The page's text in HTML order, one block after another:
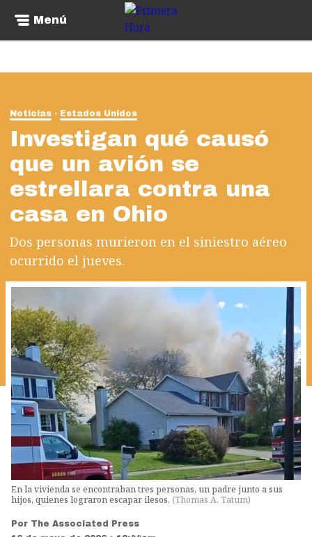
Menú
Noticias Estados Unidos
Investigan qué causó
que un avión se
estrellara contra una
casa en Ohio
Dos personas murieron en el siniestro aéreo
ocurrido el jueves.
En la vivienda se encontraban tres personas, un padre junto a sus
hijos, quienes lograron escapar ilesos. (Thomas A. Tatum)
Por The Associated Press